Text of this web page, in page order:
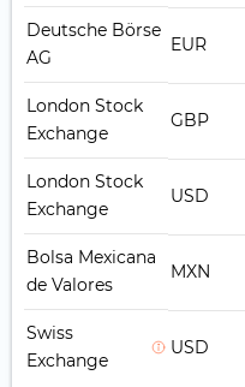
Deutsche Börse
AG
EUR
London Stock
Exchange
GBP
London Stock
Exchange
USD
Bolsa Mexicana
de Valores
MXN
Swiss
Exchange
USD